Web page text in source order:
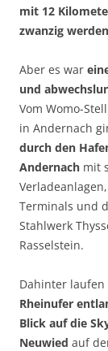
mit 12
zwanzig
Aber es war
und
Vom Womo-
in Andernach
durch den
Andernach mit
Terminals und
Stahlwerk
Rasselstein.
Dahinter
Rheinufer
Blick auf die
Neuwied auf